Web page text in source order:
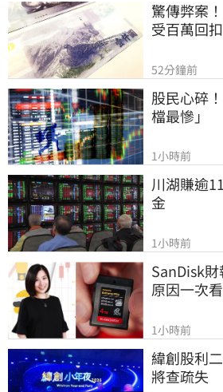
驚傳弊案
受百萬回扣
52分鐘前
股民心碎
檔最慘」
1小時前
川湖賺逾
金
1小時前
SanDisk
原因一次
1小時前
緯創股利
將查疏失